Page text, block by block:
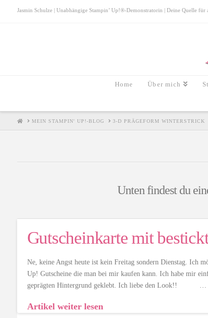
Jasmin Schulze | Unabhängige Stampin’ Up!®-Demonstratorin | Deine Quelle
Home Über mich
HOMEMEIN STAMPIN' UP!-BLOG 3-D PRÄGEFORM WINTERSTRICK
Unten findest du
Gutscheinkarte mit
Ne, keine Angst heute ist kein Freitag sondern Dienstag. Ich
Up! Gutscheine die man bei mir kaufen kann. Ich habe mir
geprägten Hintergrund geklebt. Ich liebe den Look!! …
Artikel weiter lesen